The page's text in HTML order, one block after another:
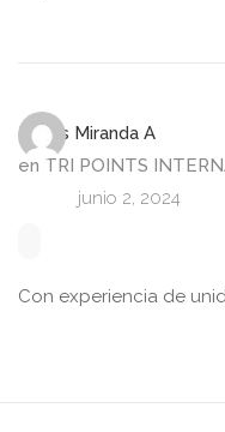
Fredis Miranda A
en TRI POINTS
junio 2, 2024
Con experiencia de